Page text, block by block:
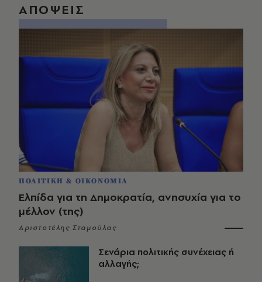
ΑΠΟΨΕΙΣ
ΠΟΛΙΤΙΚΗ & ΟΙΚΟΝΟΜΙΑ
Ελπίδα για τη Δημοκρατία, ανησυχία για το
μέλλον (της)
Αριστοτέλης Σταμούλας
Σενάρια πολιτικής συνέχειας ή
αλλαγής;